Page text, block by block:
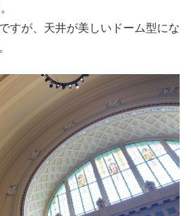
すが、天井が美しいドーム型にな